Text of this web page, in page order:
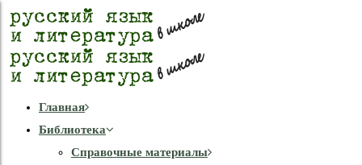
Главная
Библиотека
Справочные материалы